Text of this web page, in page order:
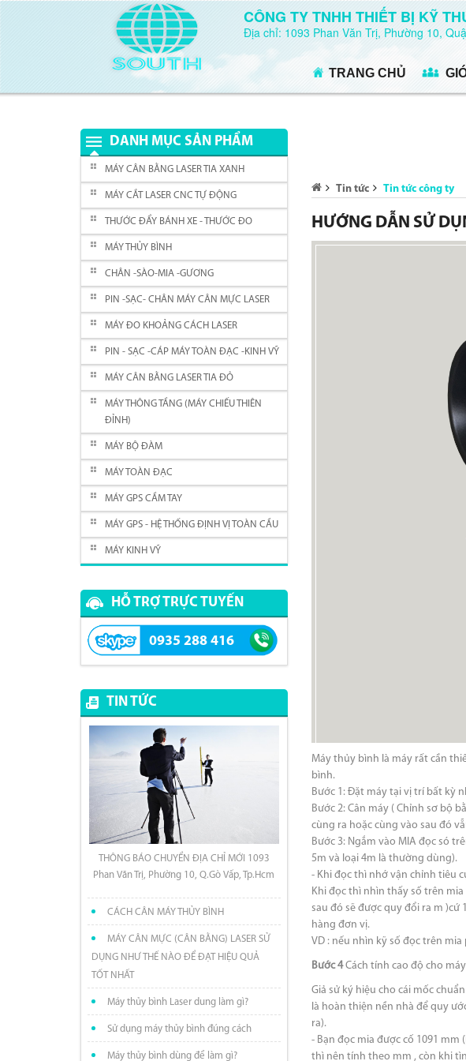
CÔNG TY TNHH THIẾT BỊ KỸ
Địa chỉ: 1093 Phan Văn Trị, Phường 10,
TRANG CHỦ
DANH MỤC SẢN PHẨM
MÁY CÂN BẰNG LASER TIA XANH
MÁY CẮT LASER CNC TỰ ĐỘNG
THƯỚC ĐẨY BÁNH XE - THƯỚC ĐO
MÁY THỦY BÌNH
CHÂN -SÀO-MIA -GƯƠNG
PIN -SẠC- CHÂN MÁY CÂN MỰC LASER
MÁY ĐO KHOẢNG CÁCH LASER
PIN - SẠC -CÁP MÁY TOÀN ĐẠC -KINH VỸ
MÁY CÂN BẰNG LASER TIA ĐỎ
MÁY THÔNG TẦNG (MÁY CHIẾU THIÊN
ĐỈNH)
MÁY BỘ ĐÀM
MÁY TOÀN ĐẠC
MÁY GPS CẦM TAY
MÁY GPS - HỆ THỐNG ĐỊNH VỊ TOÀN CẦU
MÁY KINH VỸ
HỖ TRỢ TRỰC TUYẾN
0935 288 416
TIN TỨC
THÔNG BÁO CHUYỂN ĐỊA CHỈ MỚI 1093
Phan Văn Trị, Phường 10, Q.Gò Vấp, Tp.Hcm
CÁCH CÂN MÁY THỦY BÌNH
MÁY CÂN MỰC (CÂN BẰNG) LASER SỬ
DỤNG NHƯ THẾ NÀO ĐỂ ĐẠT HIỆU QUẢ
TỐT NHẤT
Máy thủy bình Laser dung làm gì?
Sử dụng máy thủy bình đúng cách
Máy thủy bình dùng để làm gì?
Tin tức Tin tức công ty
HƯỚNG DẪN SỬ
Máy thủy bình là máy rất cần
bình.
Bước 1: Đặt máy tại vị trí bất kỳ
Bước 2: Cân máy ( Chỉnh sơ bộ
cùng ra hoặc cùng vào sau đó
Bước 3: Ngắm vào MIA đọc só
5m và loại 4m là thường dùng).
- Khi đọc thì nhớ vận chỉnh tiêu
Khi đọc thì nhìn thấy số trên
sau đó sẽ được quy đổi ra m
hàng đơn vị.
VD : nếu nhìn kỹ số đọc trên
Bước 4Cách tính cao độ cho
Giả sử ký hiệu cho cái mốc
là hoàn thiện nền nhà để quy
ra).
- Bạn đọc mia được cố 1091 mm
thì nên tính theo mm , còn khi